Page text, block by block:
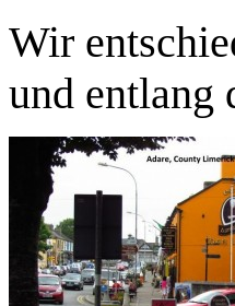
Wir
und entlang